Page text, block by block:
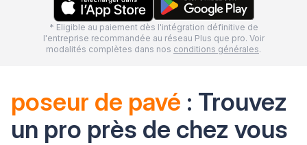
* Eligible au paiement dès l'intégration définitive de
l'entreprise recommandée au réseau Plus que pro. Voir
modalités complètes dans nos conditions générales.
poseur de pavé : Trouvez
un pro près de chez vous